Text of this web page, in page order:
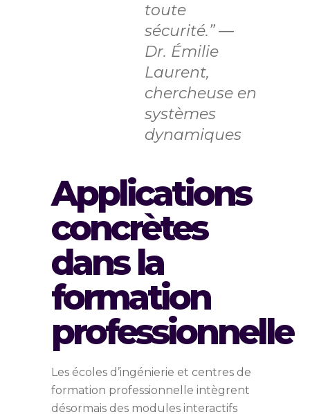
toute
sécurité.”—
Dr. Émilie
Laurent,
chercheuse en
systèmes
dynamiques
Applications
concrètes
dans la
formation
professionnelle
Les écoles d’ingénierie et centres de
formation professionnelle intègrent
désormais des modules interactifs